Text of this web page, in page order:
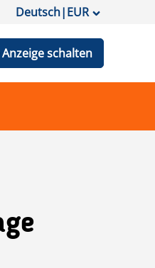
Deutsch|EUR
Anzeige schalten